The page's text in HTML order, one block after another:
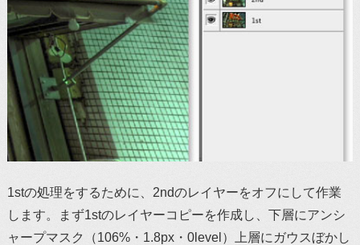
1stの処理をするために、2ndのレイヤーをオフにして作業
します。まず1stのレイヤーコピーを作成し、下層にアンシ
ャープマスク（106%・1.8px・0level）上層にガウスぼかし